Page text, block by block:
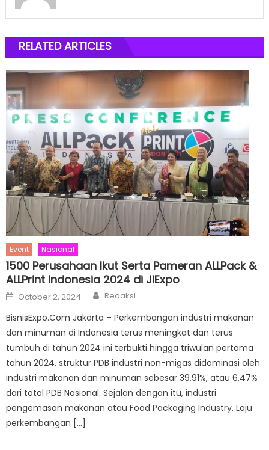
RELATED ARTICLES
Event Nasional
1500 Perusahaan Ikut Serta Pameran ALLPack &
ALLPrint Indonesia 2024 di JIExpo
Posted
on
October 2, 2024 Author
Redaksi
BisnisExpo.Com Jakarta – Perkembangan industri makanan
dan minuman di Indonesia terus meningkat dan terus
tumbuh di tahun 2024 ini terbukti hingga triwulan pertama
tahun 2024, struktur PDB industri non-migas didominasi oleh
industri makanan dan minuman sebesar 39,91%, atau 6,47%
dari total PDB Nasional. Sejalan dengan itu, industri
pengemasan makanan atau Food Packaging Industry. Laju
perkembangan […]